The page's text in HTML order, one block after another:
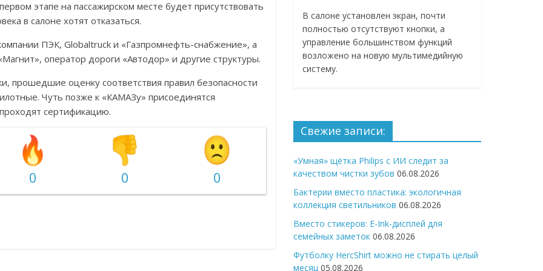
этапе на пассажирском месте будет присутствовать
в салоне хотят отказаться.
ПЭК, Globaltruck и «Газпромнефть-снабжение», а
оператор дороги «Автодор» и другие структуры.
прошедшие оценку соответствия правил безопасности
Чуть позже к «КАМАЗу» присоединятся
сертификацию.
0 0 0
В салоне установлен экран, почти
полностью отсутствуют кнопки, а
управление большинством функций
возложено на новую мультимедийную
систему.
Свежие записи:
«Умная» щётка Philips с ИИ следит за
качеством чистки зубов 06.08.2026
Бактерии вместо пластика: экологичная
коллекция светильников 06.08.2026
Вместо стикеров: E-Ink-дисплей для
семейных заметок 06.08.2026
Футболку HercShirt можно не стирать целый
месяц 05.08.2026